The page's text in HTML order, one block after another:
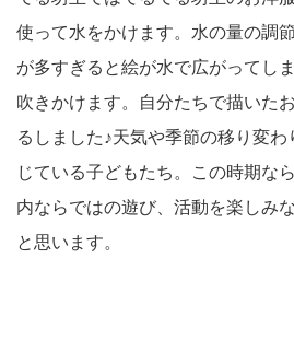
使って水をかけます。水の量の調
が多すぎると絵が水で広がってし
吹きかけます。自分たちで描いた
るしました♪天気や季節の移り変
じている子どもたち。この時期な
内ならではの遊び、活動を楽しみ
と思います。